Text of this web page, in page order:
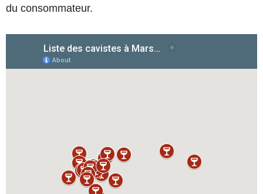
du consommateur.